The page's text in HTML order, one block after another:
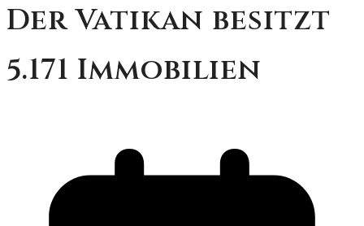
Der Vatikan besitzt
5.171 Immobilien